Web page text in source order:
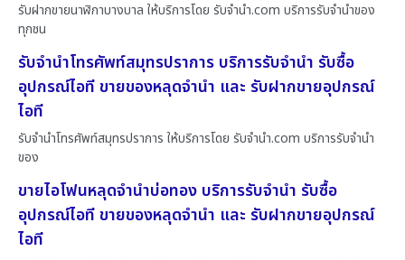
รับฝากขายนาฬิกาบางบาล ให้บริการโดย รับจํานํา.com บริการรับจำนำของ
ทุกชน
รับจำนำโทรศัพท์สมุทรปราการ บริการรับจำนำ รับซื้อ
อุปกรณ์ไอที ขายของหลุดจำนำ และ รับฝากขายอุปกรณ์
ไอที
รับจำนำโทรศัพท์สมุทรปราการ ให้บริการโดย รับจํานํา.com บริการรับจำนำ
ของ
ขายไอโฟนหลุดจำนำบ่อทอง บริการรับจำนำ รับซื้อ
อุปกรณ์ไอที ขายของหลุดจำนำ และ รับฝากขายอุปกรณ์
ไอที